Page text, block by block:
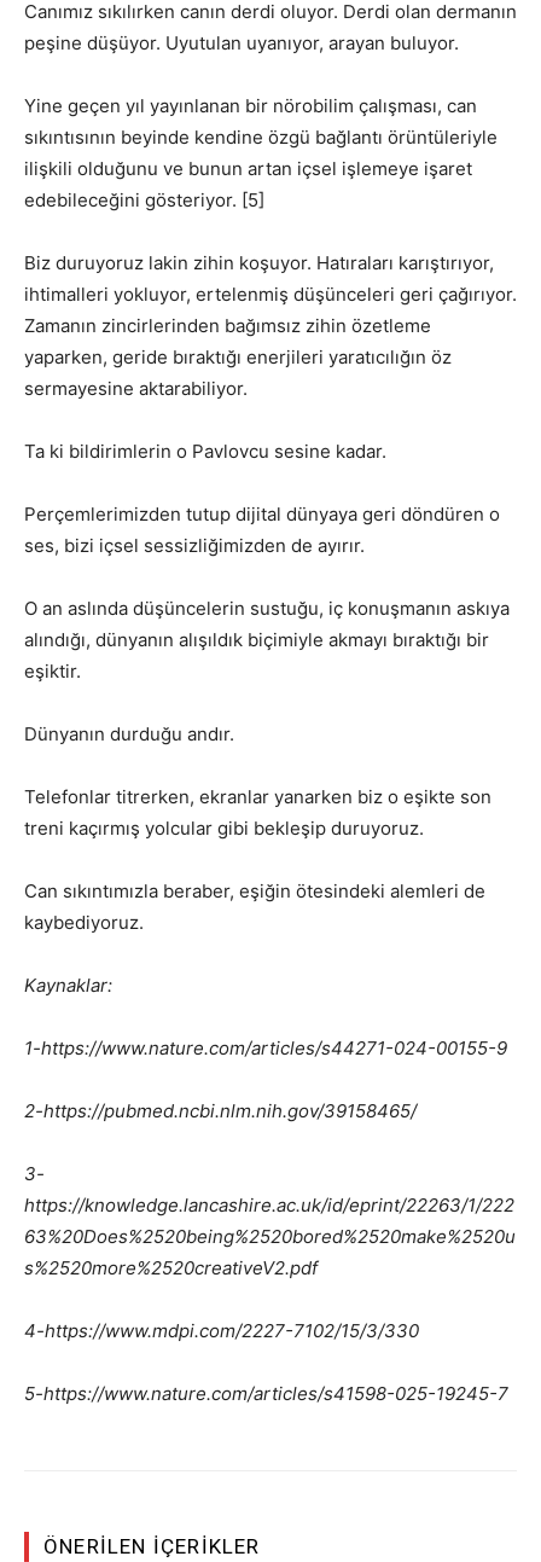
Canımız sıkılırken canın derdi oluyor. Derdi olan dermanın
peşine düşüyor. Uyutulan uyanıyor, arayan buluyor.
Yine geçen yıl yayınlanan bir nörobilim çalışması, can
sıkıntısının beyinde kendine özgü bağlantı örüntüleriyle
ilişkili olduğunu ve bunun artan içsel işlemeye işaret
edebileceğini gösteriyor. [5]
Biz duruyoruz lakin zihin koşuyor. Hatıraları karıştırıyor,
ihtimalleri yokluyor, ertelenmiş düşünceleri geri çağırıyor.
Zamanın zincirlerinden bağımsız zihin özetleme
yaparken, geride bıraktığı enerjileri yaratıcılığın öz
sermayesine aktarabiliyor.
Ta ki bildirimlerin o Pavlovcu sesine kadar.
Perçemlerimizden tutup dijital dünyaya geri döndüren o
ses, bizi içsel sessizliğimizden de ayırır.
O an aslında düşüncelerin sustuğu, iç konuşmanın askıya
alındığı, dünyanın alışıldık biçimiyle akmayı bıraktığı bir
eşiktir.
Dünyanın durduğu andır.
Telefonlar titrerken, ekranlar yanarken biz o eşikte son
treni kaçırmış yolcular gibi bekleşip duruyoruz.
Can sıkıntımızla beraber, eşiğin ötesindeki alemleri de
kaybediyoruz.
Kaynaklar:
1-https://www.nature.com/articles/s44271-024-00155-9
2-https://pubmed.ncbi.nlm.nih.gov/39158465/
3-
https://knowledge.lancashire.ac.uk/id/eprint/22263/1/222
63%20Does%2520being%2520bored%2520make%2520u
s%2520more%2520creativeV2.pdf
4-https://www.mdpi.com/2227-7102/15/3/330
5-https://www.nature.com/articles/s41598-025-19245-7
ÖNERILEN İÇERIKLER